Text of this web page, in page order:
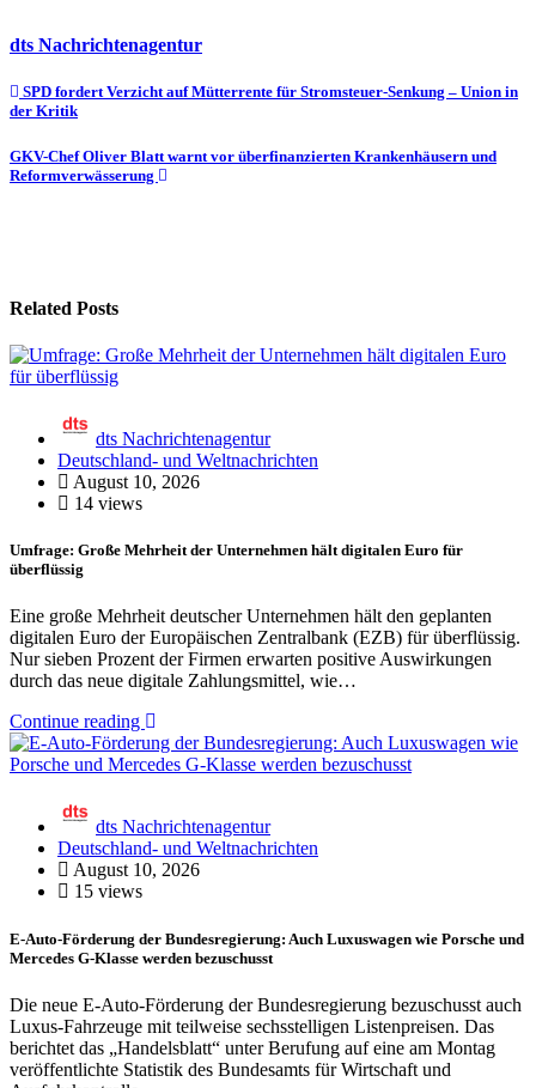
dts Nachrichtenagentur
Beitragsnavigation
SPD fordert Verzicht auf Mütterrente für Stromsteuer-Senkung – Union in
der Kritik
GKV-Chef Oliver Blatt warnt vor überfinanzierten Krankenhäusern und
Reformverwässerung
Related Posts
dts Nachrichtenagentur
Deutschland- und Weltnachrichten
August 10, 2026
14 views
Umfrage: Große Mehrheit der Unternehmen hält digitalen Euro für
überflüssig
Eine große Mehrheit deutscher Unternehmen hält den geplanten
digitalen Euro der Europäischen Zentralbank (EZB) für überflüssig.
Nur sieben Prozent der Firmen erwarten positive Auswirkungen
durch das neue digitale Zahlungsmittel, wie…
Continue reading
dts Nachrichtenagentur
Deutschland- und Weltnachrichten
August 10, 2026
15 views
E-Auto-Förderung der Bundesregierung: Auch Luxuswagen wie Porsche und
Mercedes G-Klasse werden bezuschusst
Die neue E-Auto-Förderung der Bundesregierung bezuschusst auch
Luxus-Fahrzeuge mit teilweise sechsstelligen Listenpreisen. Das
berichtet das „Handelsblatt“ unter Berufung auf eine am Montag
veröffentlichte Statistik des Bundesamts für Wirtschaft und